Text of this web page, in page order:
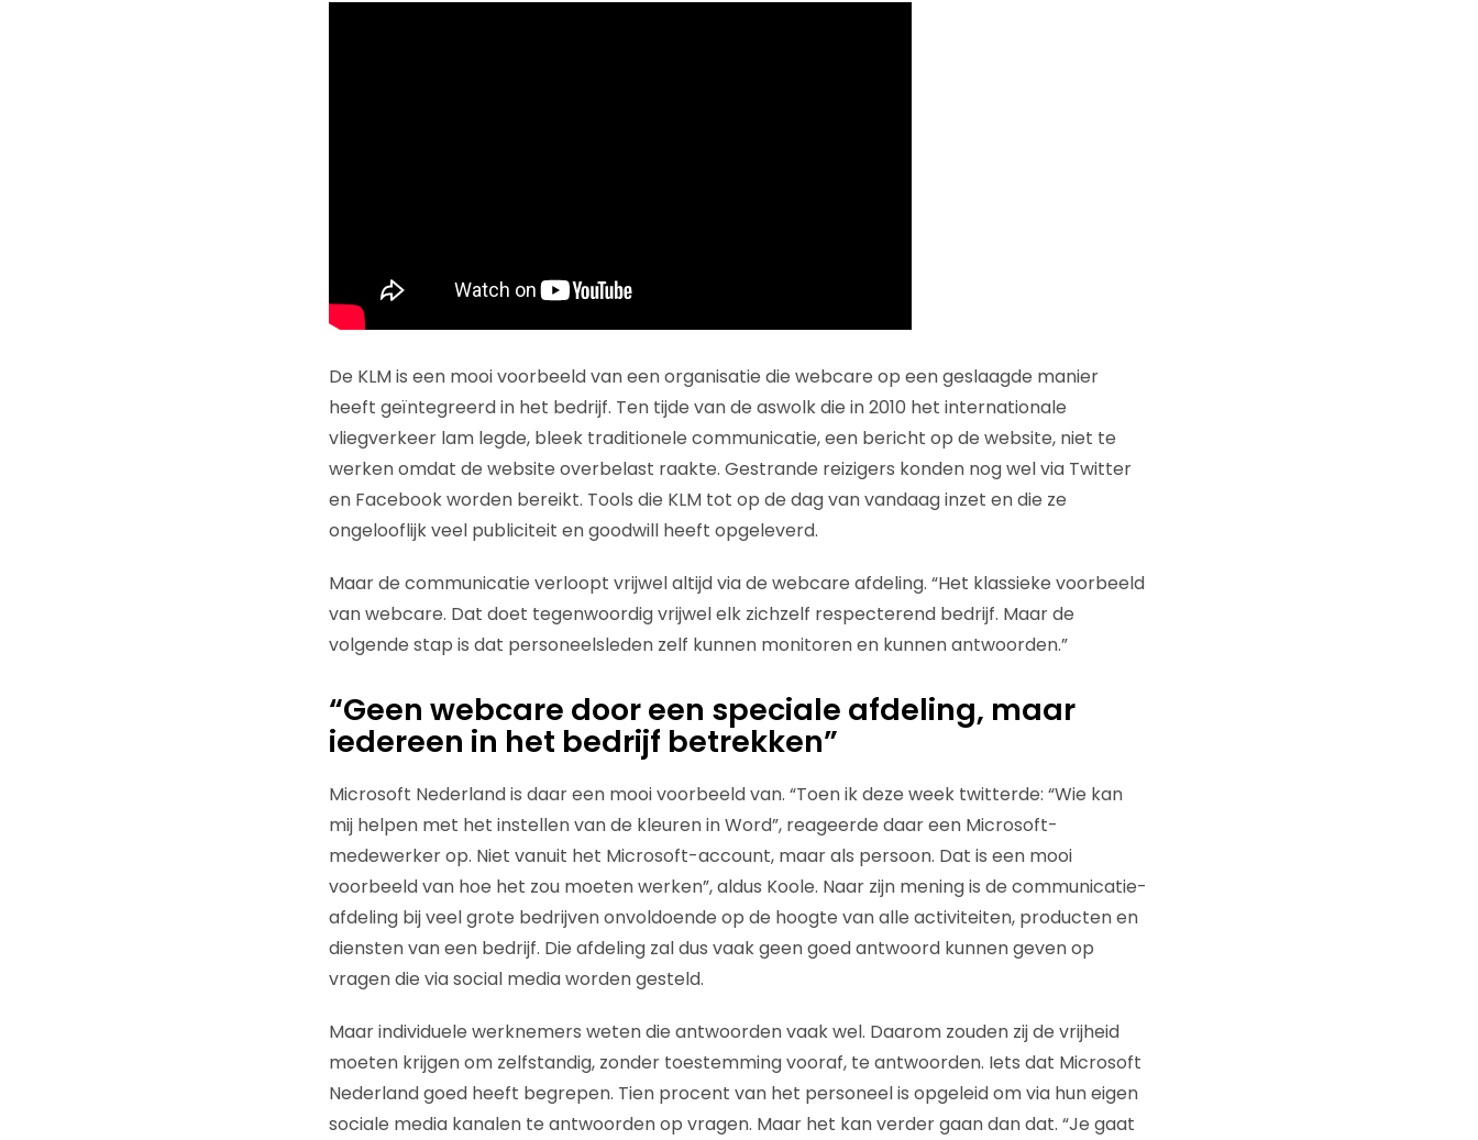
De KLM is een mooi voorbeeld van een organisatie die webcare op een geslaagde manier
heeft geïntegreerd in het bedrijf. Ten tijde van de aswolk die in 2010 het internationale
vliegverkeer lam legde, bleek traditionele communicatie, een bericht op de website, niet te
werken omdat de website overbelast raakte. Gestrande reizigers konden nog wel via Twitter
en Facebook worden bereikt. Tools die KLM tot op de dag van vandaag inzet en die ze
ongelooflijk veel publiciteit en goodwill heeft opgeleverd.
Maar de communicatie verloopt vrijwel altijd via de webcare afdeling. “Het klassieke voorbeeld
van webcare. Dat doet tegenwoordig vrijwel elk zichzelf respecterend bedrijf. Maar de
volgende stap is dat personeelsleden zelf kunnen monitoren en kunnen antwoorden.”
“Geen webcare door een speciale afdeling, maar
iedereen in het bedrijf betrekken”
Microsoft Nederland is daar een mooi voorbeeld van. “Toen ik deze week twitterde: “Wie kan
mij helpen met het instellen van de kleuren in Word”, reageerde daar een Microsoft-
medewerker op. Niet vanuit het Microsoft-account, maar als persoon. Dat is een mooi
voorbeeld van hoe het zou moeten werken”, aldus Koole. Naar zijn mening is de communicatie-
afdeling bij veel grote bedrijven onvoldoende op de hoogte van alle activiteiten, producten en
diensten van een bedrijf. Die afdeling zal dus vaak geen goed antwoord kunnen geven op
vragen die via social media worden gesteld.
Maar individuele werknemers weten die antwoorden vaak wel. Daarom zouden zij de vrijheid
moeten krijgen om zelfstandig, zonder toestemming vooraf, te antwoorden. Iets dat Microsoft
Nederland goed heeft begrepen. Tien procent van het personeel is opgeleid om via hun eigen
sociale media kanalen te antwoorden op vragen. Maar het kan verder gaan dan dat. “Je gaat